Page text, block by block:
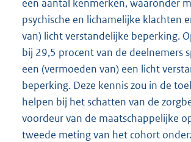
een aantal kenmerken, waaronder
psychische en lichamelijke klachten
van) licht verstandelijke beperking.
bij 29,5 procent van de deelnemers
een (vermoeden van) een licht
beperking. Deze kennis zou in de
helpen bij het schatten van de
voordeur van de maatschappelijke
tweede meting van het cohort